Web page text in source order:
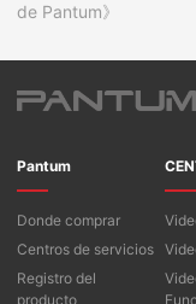
de Pantum》
Pantum
Donde comprar
Centros de servicios
Registro del
producto